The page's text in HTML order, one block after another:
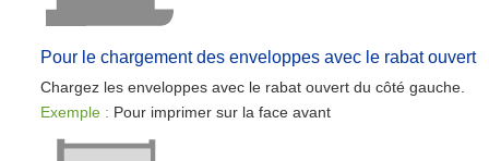
Pour le chargement des enveloppes avec le rabat ouvert
Chargez les enveloppes avec le rabat ouvert du côté gauche.
Exemple : Pour imprimer sur la face avant